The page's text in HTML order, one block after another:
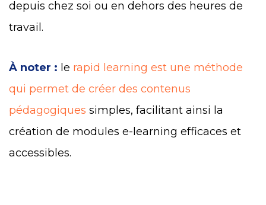
depuis chez soi ou en dehors des heures de
travail.
À noter : le rapid learning est une méthode
qui permet de créer des contenus
pédagogiques simples, facilitant ainsi la
création de modules e-learning efficaces et
accessibles.